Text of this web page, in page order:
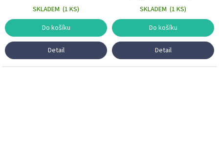
SKLADEM (1 KS)
Do košíku
Detail
SKLADEM (1 KS)
Do košíku
Detail